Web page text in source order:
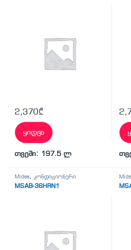
2,370₾
ყიდვა
თვეში: 197.5 ლ
Midea,კონდიციონერი
MSAB-36HRN1